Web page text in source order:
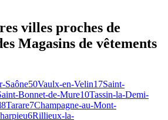
villes proches de
Magasins de vêtements
Saône50Vaulx-en-Velin17Saint-
Bonnet-de-Mure10Tassin-la-Demi-
8Tarare7Champagne-au-Mont-
6Rillieux-la-